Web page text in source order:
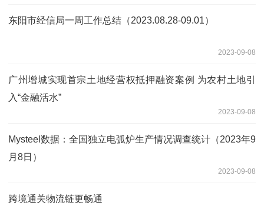
东阳市经信局一周工作总结（2023.08.28-09.01）
2023-09-08
广州增城实现首宗土地经营权抵押融资案例 为农村土地引
入“金融活水”
2023-09-08
Mysteel数据：全国独立电弧炉生产情况调查统计（2023年9
月8日）
2023-09-08
跨境通关物流链更畅通